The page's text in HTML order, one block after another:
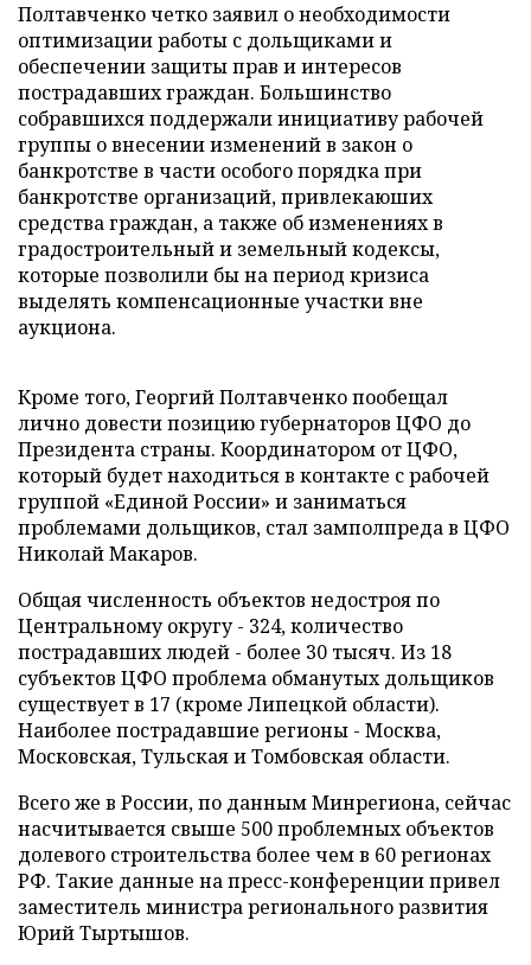
Полтавченко четко заявил о необходимости
оптимизации работы с дольщиками и
обеспечении защиты прав и интересов
пострадавших граждан. Большинство
собравшихся поддержали инициативу рабочей
группы о внесении изменений в закон о
банкротстве в части особого порядка при
банкротстве организаций, привлекаюших
средства граждан, а также об изменениях в
градостроительный и земельный кодексы,
которые позволили бы на период кризиса
выделять компенсационные участки вне
аукциона.
Кроме того, Георгий Полтавченко пообещал
лично довести позицию губернаторов ЦФО до
Президента страны. Координатором от ЦФО,
который будет находиться в контакте с рабочей
группой «Единой России» и заниматься
проблемами дольщиков, стал замполпреда в ЦФО
Николай Макаров.
Общая численность объектов недостроя по
Центральному округу - 324, количество
пострадавших людей - более 30 тысяч. Из 18
субъектов ЦФО проблема обманутых дольщиков
существует в 17 (кроме Липецкой области).
Наиболее пострадавшие регионы - Москва,
Московская, Тульская и Томбовская области.
Всего же в России, по данным Минрегиона, сейчас
насчитывается свыше 500 проблемных объектов
долевого строительства более чем в 60 регионах
РФ. Такие данные на пресс-конференции привел
заместитель министра регионального развития
Юрий Тыртышов.